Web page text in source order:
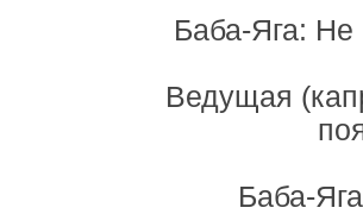
Баба-Яга:
Ведущая
Баба-